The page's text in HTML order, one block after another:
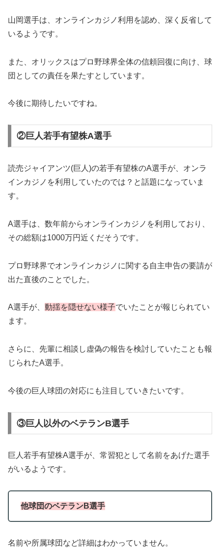
山岡選手は、オンラインカジノ利用を認め、深く反省して
いるようです。
また、オリックスはプロ野球界全体の信頼回復に向け、球
団としての責任を果たすとしています。
今後に期待したいですね。
②巨人若手有望株A選手
読売ジャイアンツ(巨人)の若手有望株のA選手が、オンラ
インカジノを利用していたのでは？と話題になっていま
す。
A選手は、数年前からオンラインカジノを利用しており、
その総額は1000万円近くだそうです。
プロ野球界でオンラインカジノに関する自主申告の要請が
出た直後のことでした。
A選手が、 動揺を隠せない様子でいたことが報じられてい
ます。
さらに、先輩に相談し虚偽の報告を検討していたことも報
じられたA選手。
今後の巨人球団の対応にも注目していきたいです。
③巨人以外のベテランB選手
巨人若手有望株A選手が、常習犯として名前をあげた選手
がいるようです。
他球団のベテランB選手
名前や所属球団など詳細はわかっていません。